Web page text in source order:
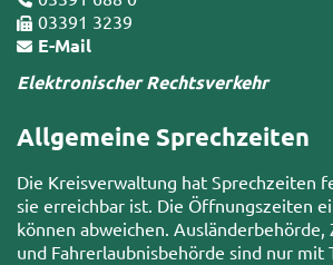
03391 3239
E-Mail
Elektronischer Rechtsverkehr
Allgemeine Sprechzeiten
Die Kreisverwaltung hat Sprechzeiten
sie erreichbar ist. Die Öffnungszeiten
können abweichen. Ausländerbehörde,
und Fahrerlaubnisbehörde sind nur mit